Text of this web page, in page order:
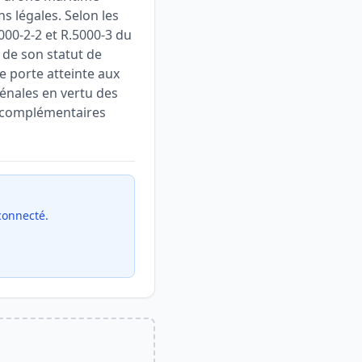
légales. Selon les
2-2 et R.5000-3 du
son statut de
porte atteinte aux
en vertu des